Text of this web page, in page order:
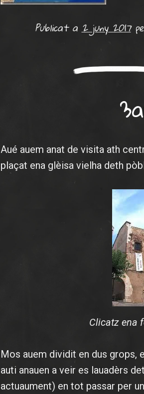
Publicat a2 juny 2017
Aué auem anat de visita ath
plaçat ena glèisa vielha deth
Clicatz ena
Mos auem dividit en dus grops,
auti anauen a veir es lauadèrs
actuaument) en tot passar per